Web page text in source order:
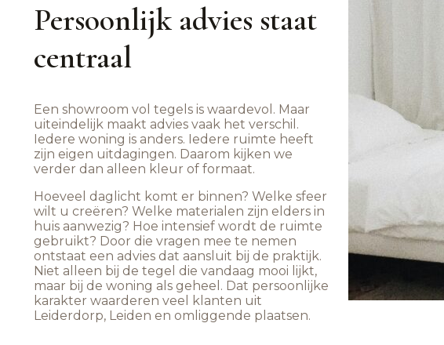
Persoonlijk advies staat
centraal
Een showroom vol tegels is waardevol. Maar
uiteindelijk maakt advies vaak het verschil.
Iedere woning is anders. Iedere ruimte heeft
zijn eigen uitdagingen. Daarom kijken we
verder dan alleen kleur of formaat.
Hoeveel daglicht komt er binnen? Welke sfeer
wilt u creëren? Welke materialen zijn elders in
huis aanwezig? Hoe intensief wordt de ruimte
gebruikt? Door die vragen mee te nemen
ontstaat een advies dat aansluit bij de praktijk.
Niet alleen bij de tegel die vandaag mooi lijkt,
maar bij de woning als geheel. Dat persoonlijke
karakter waarderen veel klanten uit
Leiderdorp, Leiden en omliggende plaatsen.